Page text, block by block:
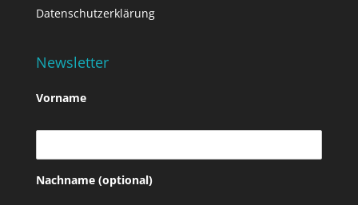
Datenschutzerklärung
Newsletter
Vorname
Nachname (optional)